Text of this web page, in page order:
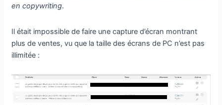
en copywriting.
Il était impossible de faire une capture d’écran montrant
plus de ventes, vu que la taille des écrans de PC n’est pas
illimitée :